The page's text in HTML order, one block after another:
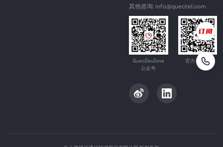
其他咨询: info@quectel.com
QuecDevZone
公众号
官方公众号